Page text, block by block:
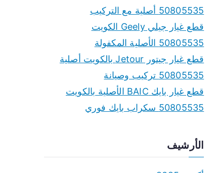
50805535 أصلية مع التركيب
قطع غيار جيلي Geely الكويت
50805535 الأصلية المكفولة
قطع غيار جيتور Jetour بالكويت أصلية
50805535 تركيب وصيانة
قطع غيار بايك BAIC الأصلية بالكويت
50805535 سكراب بايك فوري
الأرشيف